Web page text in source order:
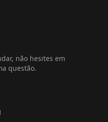
não hesites em
questão.